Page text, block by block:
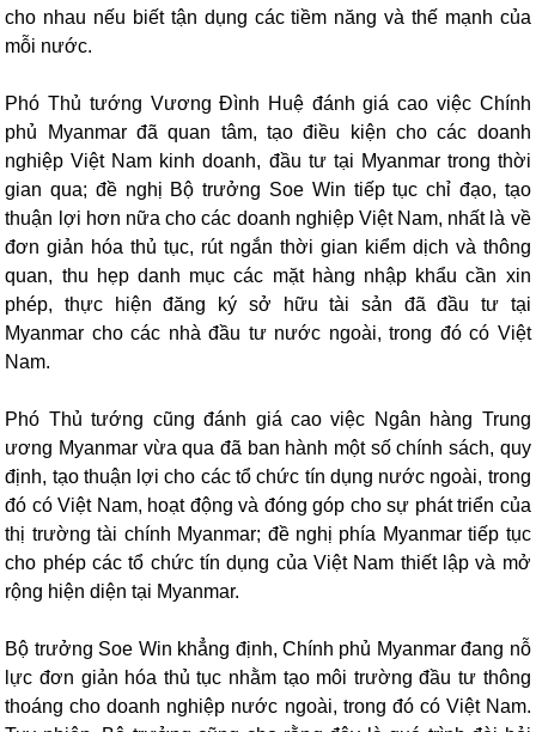
cho nhau nếu biết tận dụng các tiềm năng và thế mạnh của
mỗi nước.
Phó Thủ tướng Vương Đình Huệ đánh giá cao việc Chính
phủ Myanmar đã quan tâm, tạo điều kiện cho các doanh
nghiệp Việt Nam kinh doanh, đầu tư tại Myanmar trong thời
gian qua; đề nghị Bộ trưởng Soe Win tiếp tục chỉ đạo, tạo
thuận lợi hơn nữa cho các doanh nghiệp Việt Nam, nhất là về
đơn giản hóa thủ tục, rút ngắn thời gian kiểm dịch và thông
quan, thu hẹp danh mục các mặt hàng nhập khẩu cần xin
phép, thực hiện đăng ký sở hữu tài sản đã đầu tư tại
Myanmar cho các nhà đầu tư nước ngoài, trong đó có Việt
Nam.
Phó Thủ tướng cũng đánh giá cao việc Ngân hàng Trung
ương Myanmar vừa qua đã ban hành một số chính sách, quy
định, tạo thuận lợi cho các tổ chức tín dụng nước ngoài, trong
đó có Việt Nam, hoạt động và đóng góp cho sự phát triển của
thị trường tài chính Myanmar; đề nghị phía Myanmar tiếp tục
cho phép các tổ chức tín dụng của Việt Nam thiết lập và mở
rộng hiện diện tại Myanmar.
Bộ trưởng Soe Win khẳng định, Chính phủ Myanmar đang nỗ
lực đơn giản hóa thủ tục nhằm tạo môi trường đầu tư thông
thoáng cho doanh nghiệp nước ngoài, trong đó có Việt Nam.